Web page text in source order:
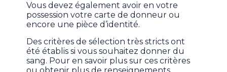
Vous devez également avoir en votre
possession votre carte de donneur ou
encore une pièce d’identité.
Des critères de sélection très stricts ont
été établis si vous souhaitez donner du
sang. Pour en savoir plus sur ces critères